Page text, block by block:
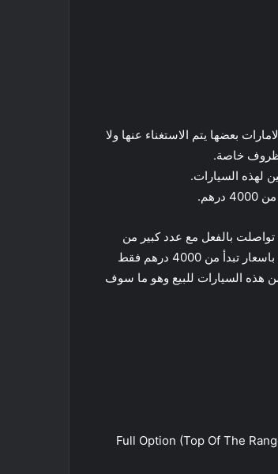
بعضها يتم الاستغناء عنها ولا
لظروف خاصة.
لهذه السيارات.
بالفعل مع عدد كبير من
حائزي هذه السيارات في شوارع الامارات وانها سوف تقوم بعرض هذه السيارات باسعار تبدأ من 4000 درهم فقط
انه سوف يتم الاعلان عن عرض اكثر من 500 سيارة من هذه السيارات للبيع وهو ما سوف
Full Option (Top Of The